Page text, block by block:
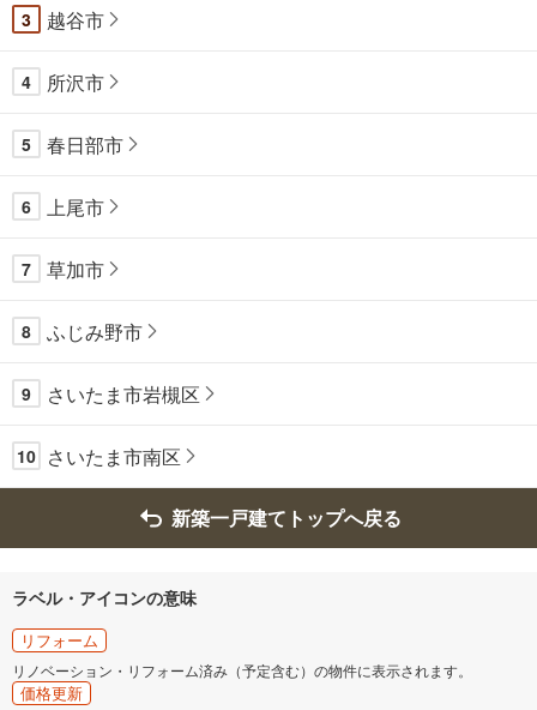
3 越谷市
4 所沢市
5 春日部市
6 上尾市
7 草加市
8 ふじみ野市
9 さいたま市岩槻区
10 さいたま市南区
新築一戸建てトップへ戻る
ラベル・アイコンの意味
リフォーム
リノベーション・リフォーム済み（予定含む）の物件に表示されます。
価格更新